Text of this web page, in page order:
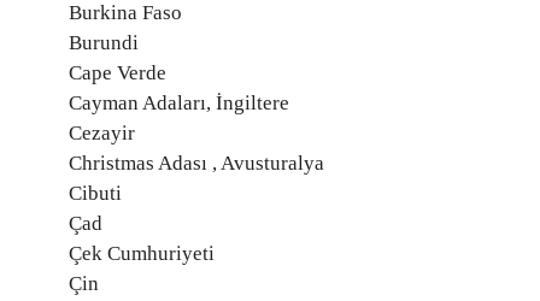
Burkina Faso
Burundi
Cape Verde
Cayman Adaları, İngiltere
Cezayir
Christmas Adası , Avusturalya
Cibuti
Çad
Çek Cumhuriyeti
Çin